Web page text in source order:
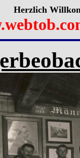
Herzlich